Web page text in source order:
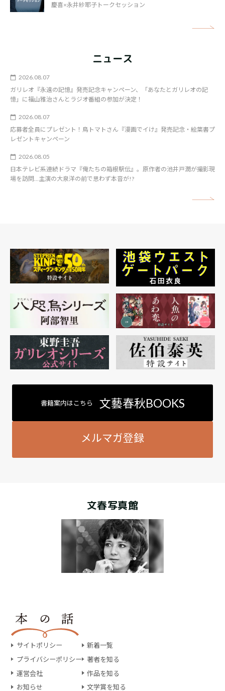
慶喜×永井紗耶子トークセッション
ニュース
2026.08.07
ガリレオ『永遠の記憶』発売記念キャンペーン、「あなたとガリレオの記
憶」に福山雅治さんとラジオ番組の参加が決定！
2026.08.07
応募者全員にプレゼント！鳥トマトさん『漫画でイけ』発売記念・絵葉書プ
レゼントキャンペーン
2026.08.05
日本テレビ系連続ドラマ『俺たちの箱根駅伝』。原作者の池井戸潤が撮影現
場を訪問…主演の大泉洋の前で思わず本音が!?
書籍案内はこちら 文藝春秋BOOKS
メルマガ登録
文春写真館
サイトポリシー
プライバシーポリシー
運営会社
お知らせ
新着一覧
著者を知る
作品を知る
文学賞を知る